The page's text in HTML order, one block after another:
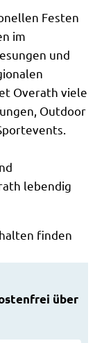
Festen
im
und
Overath viele
Outdoor
lebendig
finden
über